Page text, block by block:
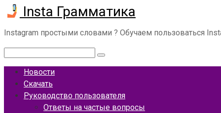
Перейти
к
контенту
Insta Грамматика
Instagram простыми словами ? Обучаем пользоваться
Новости
Скачать
Руководство пользователя
Ответы на частые вопросы